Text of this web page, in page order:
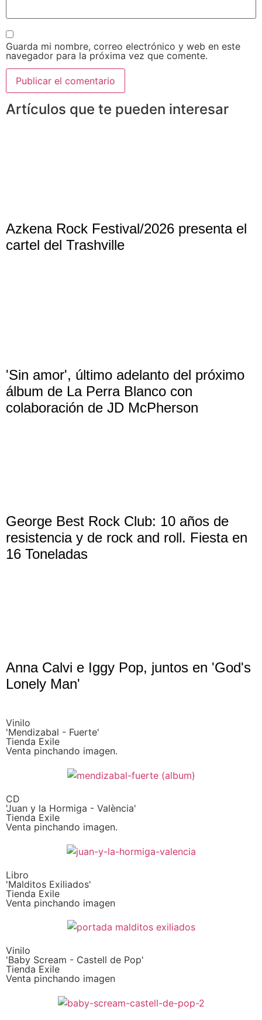
Guarda mi nombre, correo electrónico y web en este
navegador para la próxima vez que comente.
Artículos que te pueden interesar
Azkena Rock Festival/2026 presenta el
cartel del Trashville
'Sin amor', último adelanto del próximo
álbum de La Perra Blanco con
colaboración de JD McPherson
George Best Rock Club: 10 años de
resistencia y de rock and roll. Fiesta en
16 Toneladas
Anna Calvi e Iggy Pop, juntos en 'God's
Lonely Man'
Vinilo
'Mendizabal - Fuerte'
Tienda Exile
Venta pinchando imagen.
CD
'Juan y la Hormiga - València'
Tienda Exile
Venta pinchando imagen.
Libro
'Malditos Exiliados'
Tienda Exile
Venta pinchando imagen
Vinilo
'Baby Scream - Castell de Pop'
Tienda Exile
Venta pinchando imagen